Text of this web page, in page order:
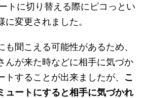
トに切り替える際にピコっとい
に変更されました。
も聞こえる可能性があるため、
んが来た時などに相手に気づか
することが出来ましたが、 こ
ュートにすると相手に気づかれ